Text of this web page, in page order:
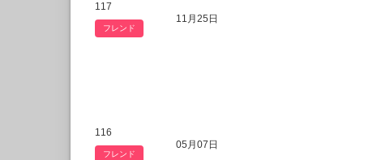
117
フレンド
11月25日
116
フレンド
05月07日